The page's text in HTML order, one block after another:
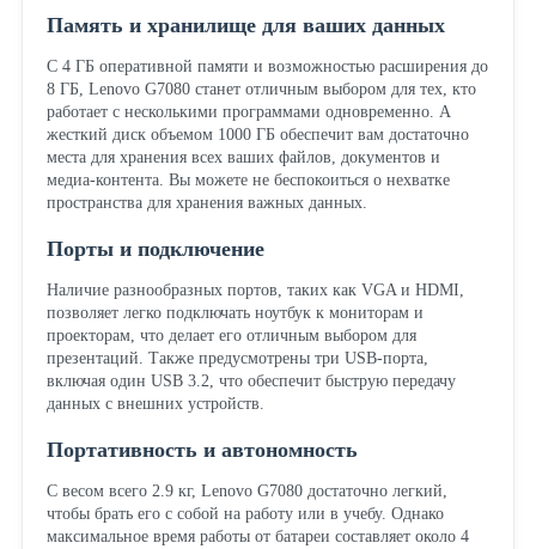
Память и хранилище для ваших данных
С 4 ГБ оперативной памяти и возможностью расширения до
8 ГБ, Lenovo G7080 станет отличным выбором для тех, кто
работает с несколькими программами одновременно. А
жесткий диск объемом 1000 ГБ обеспечит вам достаточно
места для хранения всех ваших файлов, документов и
медиа-контента. Вы можете не беспокоиться о нехватке
пространства для хранения важных данных.
Порты и подключение
Наличие разнообразных портов, таких как VGA и HDMI,
позволяет легко подключать ноутбук к мониторам и
проекторам, что делает его отличным выбором для
презентаций. Также предусмотрены три USB-порта,
включая один USB 3.2, что обеспечит быструю передачу
данных с внешних устройств.
Портативность и автономность
С весом всего 2.9 кг, Lenovo G7080 достаточно легкий,
чтобы брать его с собой на работу или в учебу. Однако
максимальное время работы от батареи составляет около 4